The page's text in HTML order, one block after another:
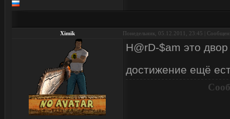
Ximik Понедельник, 05.12.2011, 23:45 |
H@rD-$am это
достижение ещё